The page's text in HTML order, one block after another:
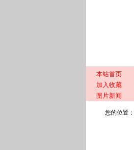
本站首页
加入收藏
图片新闻
您的位置：